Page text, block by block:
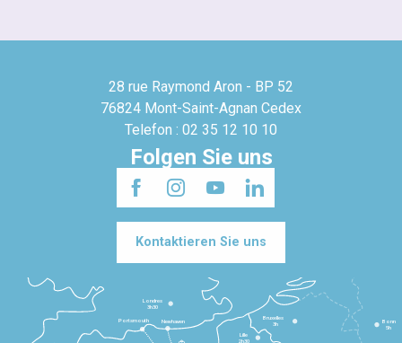
28 rue Raymond Aron - BP 52
76824 Mont-Saint-Agnan Cedex
Telefon : 02 35 12 10 10
Folgen Sie uns
Kontaktieren Sie uns
Lille
2h30
Bruxelles
3h
Londres
3h30
Newhaven
Portsmouth
Bonn
5h